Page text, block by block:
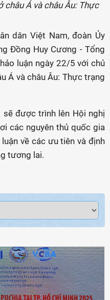
châu Á và châu Âu: Thực
dân Việt Nam, đoàn Ủy
Đồng Huy Cương - Tổng
luận ngày 22/5 với chủ
Á và châu Âu: Thực trạng
sẽ được trình lên Hội nghị
các nguyên thủ quốc gia
về các ưu tiên và định
tương lai.